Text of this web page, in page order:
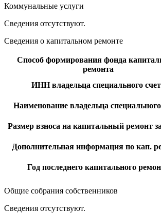
Коммунальные услуги
Сведения отсутствуют.
Сведения о капитальном ремонте
Способ формирования фонда
ремонта
ИНН владельца специального
Наименование владельца специального
Размер взноса на капитальный ремонт
Дополнительная информация по кап.
Год последнего капитального
Общие собрания собственников
Сведения отсутствуют.